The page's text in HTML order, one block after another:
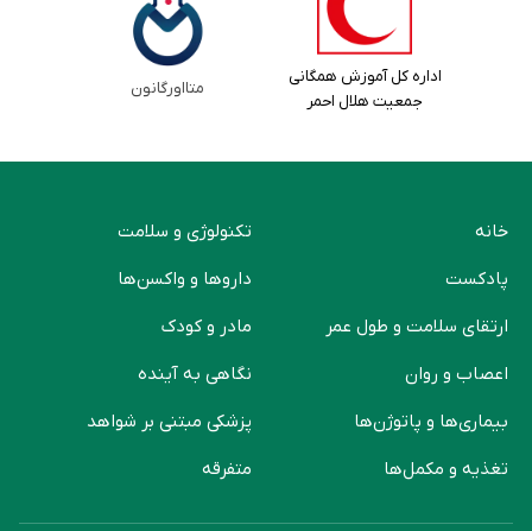
اداره کل آموزش همگانی
جمعیت هلال احمر
متااورگانون
خانه
پادکست
ارتقای سلامت و طول عمر
اعصاب و روان
بیماری‌ها و پاتوژن‌ها
تغذیه و مکمل‌ها
تکنولوژی و سلامت
دارو‌ها و واکسن‌ها
مادر و کودک
نگاهی به آینده
پزشکی مبتنی بر شواهد
متفرقه